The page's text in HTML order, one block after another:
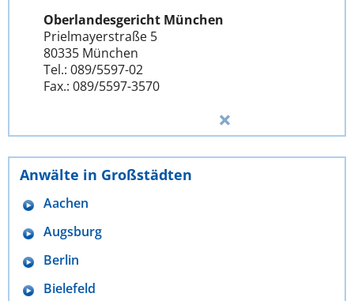
Oberlandesgericht München
Prielmayerstraße 5
80335 München
Tel.: 089/5597-02
Fax.: 089/5597-3570
Anwälte in Großstädten
Aachen
Augsburg
Berlin
Bielefeld